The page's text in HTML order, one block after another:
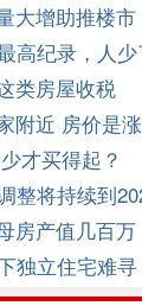
大增助推楼市
高纪录，人
类房屋收税
附近 房价是
才买得起？
整将持续到
房产值几百
独立住宅难寻